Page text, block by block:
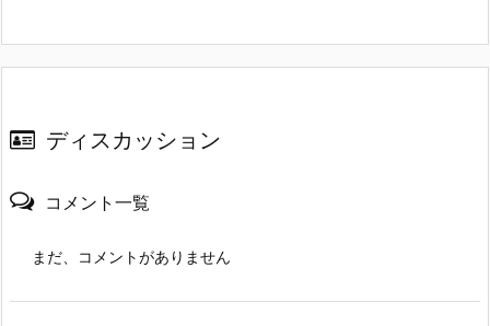
ディスカッション
コメント一覧
まだ、コメントがありません